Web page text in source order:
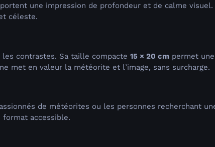
une impression de profondeur et de calme visuel.
céleste.
contrastes. Sa taille compacte 15 × 20 cm permet
met en valeur la météorite et l’image, sans surcharge.
de météorites ou les personnes recherchant
format accessible.